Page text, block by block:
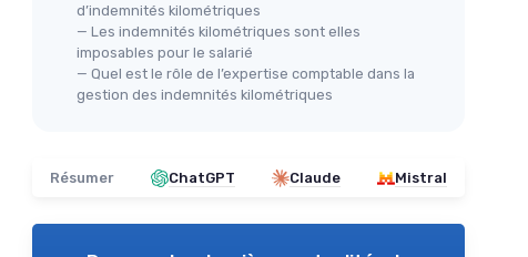
d’indemnités kilométriques
— Les indemnités kilométriques sont elles
imposables pour le salarié
— Quel est le rôle de l’expertise comptable dans la
gestion des indemnités kilométriques
Résumer ChatGPT Claude Mistral